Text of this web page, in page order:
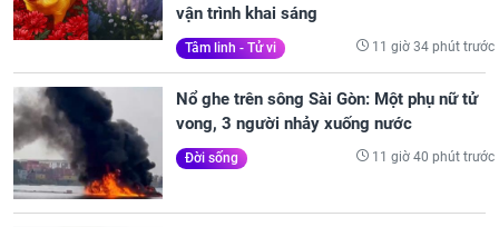
vận trình khai sáng
Tâm linh - Tử vi 11 giờ 34 phút trước
Nổ ghe trên sông Sài Gòn: Một phụ nữ tử
vong, 3 người nhảy xuống nước
Đời sống 11 giờ 40 phút trước